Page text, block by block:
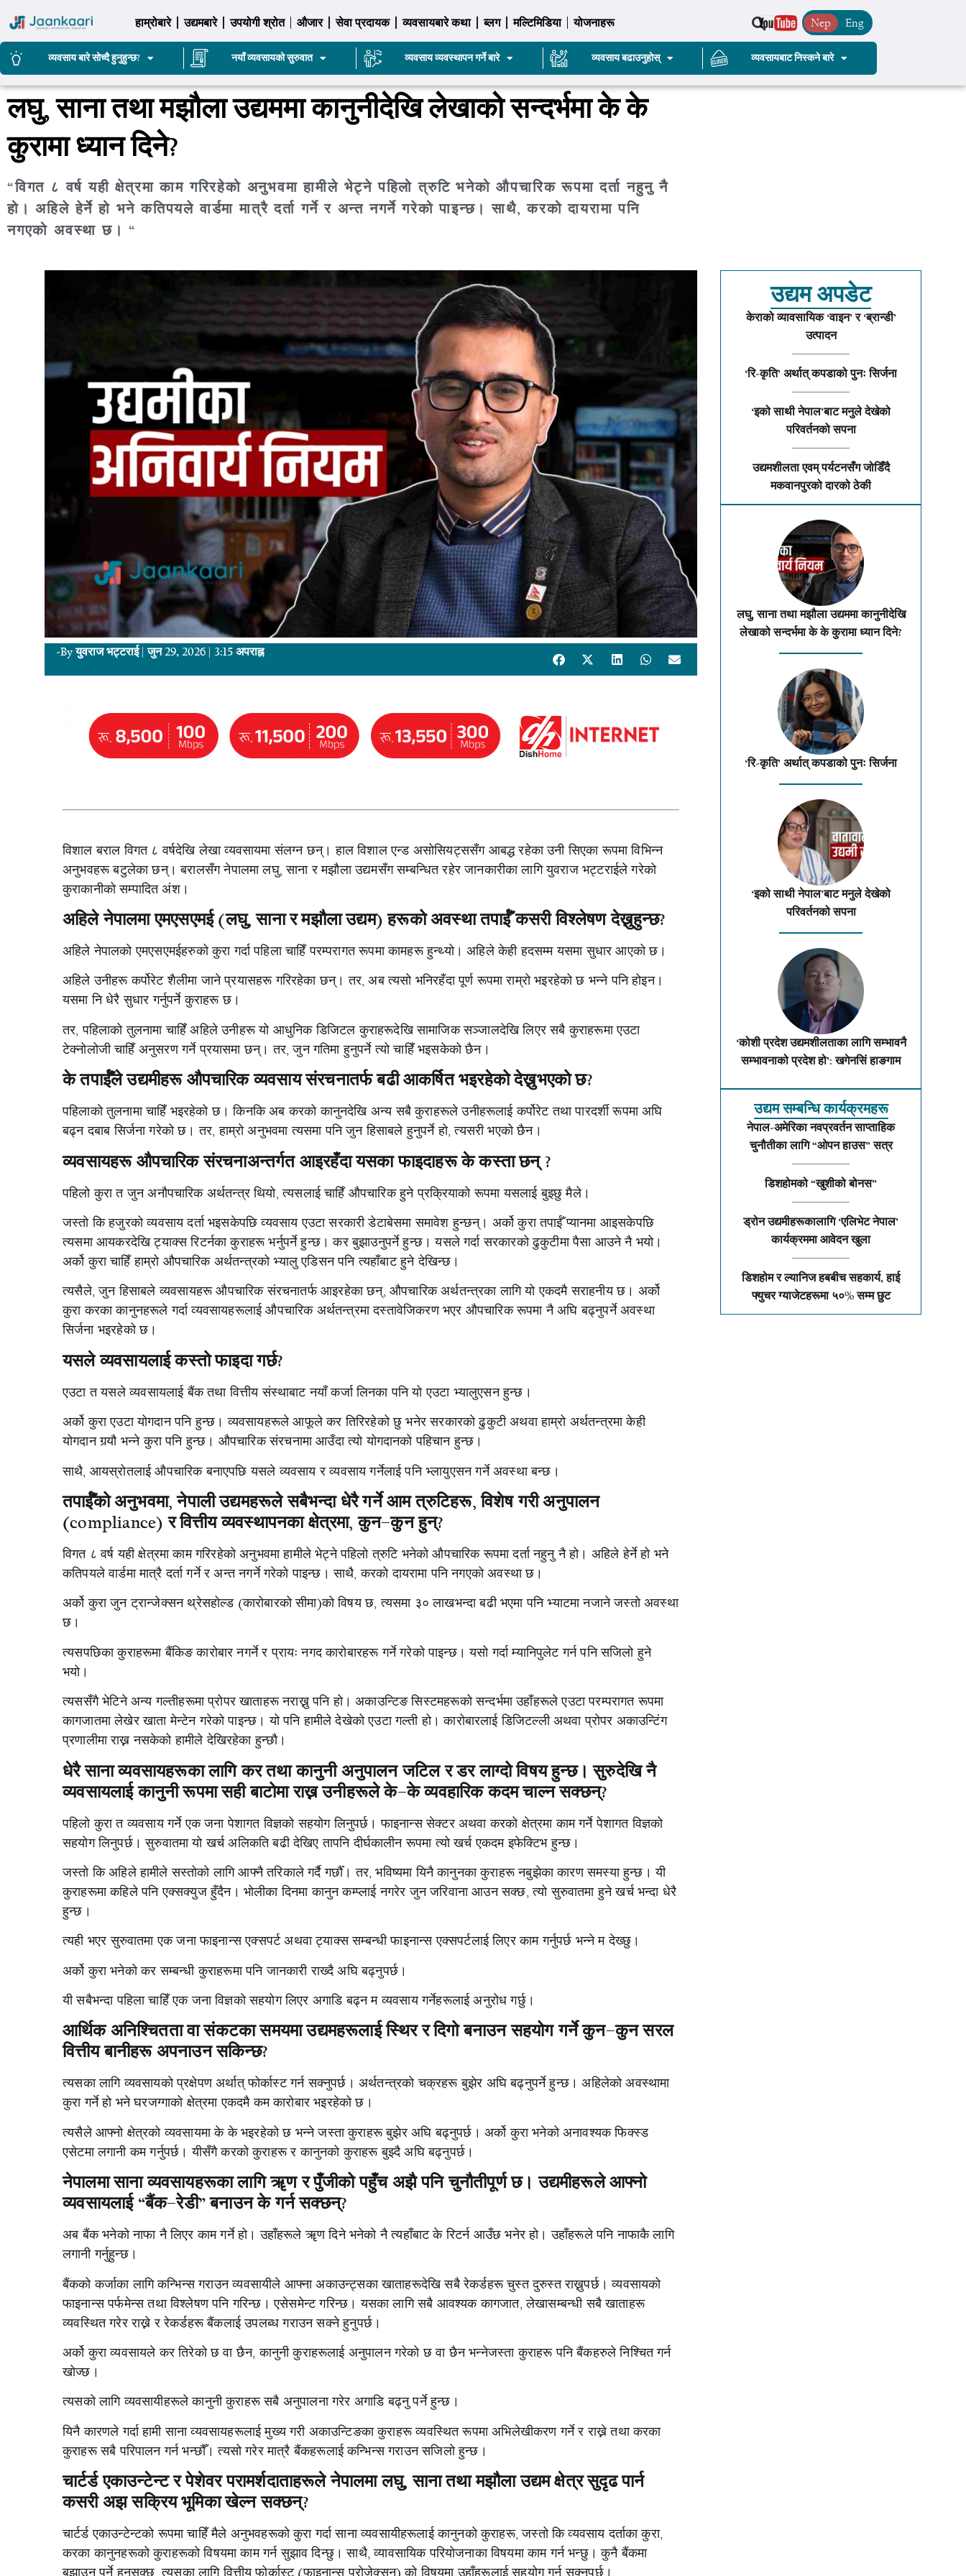
हाम्रोबारे उद्यमबारे उपयोगी श्रोत औजार सेवा प्रदायक व्यवसायबारे कथा ब्लग मल्टिमिडिया योजनाहरू Nep Eng
व्यवसाय बारे सोच्दै हुनुहुन्छ? नयाँ व्यवसायको सुरुवात व्यवसाय व्यवस्थापन गर्ने बारे व्यवसाय बढाउनुहोस् व्यवसायबाट निस्कने बारे
लघु, साना तथा मझौला उद्यममा कानुनीदेखि लेखाको सन्दर्भमा के के
कुरामा ध्यान दिने?
“विगत ८ वर्ष यही क्षेत्रमा काम गरिरहेको अनुभवमा हामीले भेट्ने पहिलो त्रुटि भनेको औपचारिक रूपमा दर्ता नहुनु नै
हो। अहिले हेर्ने हो भने कतिपयले वार्डमा मात्रै दर्ता गर्ने र अन्त नगर्ने गरेको पाइन्छ। साथै, करको दायरामा पनि
नगएको अवस्था छ। “
-Byयुवराज भट्टराई | जुन 29, 2026 | 3:15 अपराह्न
विशाल बराल विगत ८ वर्षदेखि लेखा व्यवसायमा संलग्न छन्। हाल विशाल एन्ड असोसियट्ससँग आबद्ध रहेका उनी सिएका रूपमा विभिन्न
अनुभवहरू बटुलेका छन्। बरालसँग नेपालमा लघु, साना र मझौला उद्यमसँग सम्बन्धित रहेर जानकारीका लागि युवराज भट्टराईले गरेको
कुराकानीको सम्पादित अंश।
अहिले नेपालमा एमएसएमई (लघु, साना र मझौला उद्यम) हरूको अवस्था तपाईँ कसरी विश्लेषण देख्नुहुन्छ?
अहिले नेपालको एमएसएमईहरुको कुरा गर्दा पहिला चाहिँ परम्परागत रूपमा कामहरू हुन्थ्यो। अहिले केही हदसम्म यसमा सुधार आएको छ।
अहिले उनीहरू कर्पोरेट शैलीमा जाने प्रयासहरू गरिरहेका छन्। तर, अब त्यसो भनिरहँदा पूर्ण रूपमा राम्रो भइरहेको छ भन्ने पनि होइन।
यसमा नि धेरै सुधार गर्नुपर्ने कुराहरू छ।
तर, पहिलाको तुलनामा चाहिँ अहिले उनीहरू यो आधुनिक डिजिटल कुराहरूदेखि सामाजिक सञ्जालदेखि लिएर सबै कुराहरूमा एउटा
टेक्नोलोजी चाहिँ अनुसरण गर्ने प्रयासमा छन्। तर, जुन गतिमा हुनुपर्ने त्यो चाहिँ भइसकेको छैन।
के तपाईँले उद्यमीहरू औपचारिक व्यवसाय संरचनातर्फ बढी आकर्षित भइरहेको देख्नुभएको छ?
पहिलाको तुलनामा चाहिँ भइरहेको छ। किनकि अब करको कानुनदेखि अन्य सबै कुराहरूले उनीहरूलाई कर्पोरेट तथा पारदर्शी रूपमा अघि
बढ्न दबाब सिर्जना गरेको छ। तर, हाम्रो अनुभवमा त्यसमा पनि जुन हिसाबले हुनुपर्ने हो, त्यसरी भएको छैन।
व्यवसायहरू औपचारिक संरचनाअन्तर्गत आइरहँदा यसका फाइदाहरू के कस्ता छन् ?
पहिलो कुरा त जुन अनौपचारिक अर्थतन्त्र थियो, त्यसलाई चाहिँ औपचारिक हुने प्रक्रियाको रूपमा यसलाई बुझ्छु मैले।
जस्तो कि हजुरको व्यवसाय दर्ता भइसकेपछि व्यवसाय एउटा सरकारी डेटाबेसमा समावेश हुन्छन्। अर्को कुरा तपाईँ प्यानमा आइसकेपछि
त्यसमा आयकरदेखि ट्याक्स रिटर्नका कुराहरू भर्नुपर्ने हुन्छ। कर बुझाउनुपर्ने हुन्छ। यसले गर्दा सरकारको ढुकुटीमा पैसा आउने नै भयो।
अर्को कुरा चाहिँ हाम्रो औपचारिक अर्थतन्त्रको भ्यालु एडिसन पनि त्यहाँबाट हुने देखिन्छ।
त्यसैले, जुन हिसाबले व्यवसायहरू औपचारिक संरचनातर्फ आइरहेका छन्, औपचारिक अर्थतन्त्रका लागि यो एकदमै सराहनीय छ। अर्को
कुरा करका कानुनहरूले गर्दा व्यवसायहरूलाई औपचारिक अर्थतन्त्रमा दस्तावेजिकरण भएर औपचारिक रूपमा नै अघि बढ्नुपर्ने अवस्था
सिर्जना भइरहेको छ।
यसले व्यवसायलाई कस्तो फाइदा गर्छ?
एउटा त यसले व्यवसायलाई बैंक तथा वित्तीय संस्थाबाट नयाँ कर्जा लिनका पनि यो एउटा भ्यालुएसन हुन्छ।
अर्को कुरा एउटा योगदान पनि हुन्छ। व्यवसायहरूले आफूले कर तिरिरहेको छु भनेर सरकारको ढुकुटी अथवा हाम्रो अर्थतन्त्रमा केही
योगदान गर्‍यौ भन्ने कुरा पनि हुन्छ। औपचारिक संरचनामा आउँदा त्यो योगदानको पहिचान हुन्छ।
साथै, आयस्रोतलाई औपचारिक बनाएपछि यसले व्यवसाय र व्यवसाय गर्नेलाई पनि भ्लायुएसन गर्ने अवस्था बन्छ।
तपाईँको अनुभवमा, नेपाली उद्यमहरूले सबैभन्दा धेरै गर्ने आम त्रुटिहरू, विशेष गरी अनुपालन
(compliance) र वित्तीय व्यवस्थापनका क्षेत्रमा, कुन–कुन हुन्?
विगत ८ वर्ष यही क्षेत्रमा काम गरिरहेको अनुभवमा हामीले भेट्ने पहिलो त्रुटि भनेको औपचारिक रूपमा दर्ता नहुनु नै हो। अहिले हेर्ने हो भने
कतिपयले वार्डमा मात्रै दर्ता गर्ने र अन्त नगर्ने गरेको पाइन्छ। साथै, करको दायरामा पनि नगएको अवस्था छ।
अर्को कुरा जुन ट्रान्जेक्सन थ्रेसहोल्ड (कारोबारको सीमा)को विषय छ, त्यसमा ३० लाखभन्दा बढी भएमा पनि भ्याटमा नजाने जस्तो अवस्था
छ।
त्यसपछिका कुराहरूमा बैंकिङ कारोबार नगर्ने र प्रायः नगद कारोबारहरू गर्ने गरेको पाइन्छ। यसो गर्दा म्यानिपुलेट गर्न पनि सजिलो हुने
भयो।
त्यससँगै भेटिने अन्य गल्तीहरूमा प्रोपर खाताहरू नराख्नु पनि हो। अकाउन्टिङ सिस्टमहरूको सन्दर्भमा उहाँहरूले एउटा परम्परागत रूपमा
कागजातमा लेखेर खाता मेन्टेन गरेको पाइन्छ। यो पनि हामीले देखेको एउटा गल्ती हो। कारोबारलाई डिजिटल्ली अथवा प्रोपर अकाउन्टिंग
प्रणालीमा राख्न नसकेको हामीले देखिरहेका हुन्छौ।
धेरै साना व्यवसायहरूका लागि कर तथा कानुनी अनुपालन जटिल र डर लाग्दो विषय हुन्छ। सुरुदेखि नै
व्यवसायलाई कानुनी रूपमा सही बाटोमा राख्न उनीहरूले के–के व्यवहारिक कदम चाल्न सक्छन्?
पहिलो कुरा त व्यवसाय गर्ने एक जना पेशागत विज्ञको सहयोग लिनुपर्छ। फाइनान्स सेक्टर अथवा करको क्षेत्रमा काम गर्ने पेशागत विज्ञको
सहयोग लिनुपर्छ। सुरुवातमा यो खर्च अलिकति बढी देखिए तापनि दीर्घकालीन रूपमा त्यो खर्च एकदम इफेक्टिभ हुन्छ।
जस्तो कि अहिले हामीले सस्तोको लागि आफ्नै तरिकाले गर्दै गर्छौँ। तर, भविष्यमा यिनै कानुनका कुराहरू नबुझेका कारण समस्या हुन्छ। यी
कुराहरूमा कहिले पनि एक्सक्युज हुँदैन। भोलीका दिनमा कानुन कम्प्लाई नगरेर जुन जरिवाना आउन सक्छ, त्यो सुरुवातमा हुने खर्च भन्दा धेरै
हुन्छ।
त्यही भएर सुरुवातमा एक जना फाइनान्स एक्सपर्ट अथवा ट्याक्स सम्बन्धी फाइनान्स एक्सपर्टलाई लिएर काम गर्नुपर्छ भन्ने म देख्छु।
अर्को कुरा भनेको कर सम्बन्धी कुराहरूमा पनि जानकारी राख्दै अघि बढ्नुपर्छ।
यी सबैभन्दा पहिला चाहिँ एक जना विज्ञको सहयोग लिएर अगाडि बढ्न म व्यवसाय गर्नेहरूलाई अनुरोध गर्छु।
आर्थिक अनिश्चितता वा संकटका समयमा उद्यमहरूलाई स्थिर र दिगो बनाउन सहयोग गर्ने कुन–कुन सरल
वित्तीय बानीहरू अपनाउन सकिन्छ?
त्यसका लागि व्यवसायको प्रक्षेपण अर्थात् फोर्कास्ट गर्न सक्नुपर्छ। अर्थतन्त्रको चक्रहरू बुझेर अघि बढ्नुपर्ने हुन्छ। अहिलेको अवस्थामा
कुरा गर्ने हो भने घरजग्गाको क्षेत्रमा एकदमै कम कारोबार भइरहेको छ।
त्यसैले आफ्नो क्षेत्रको व्यवसायमा के के भइरहेको छ भन्ने जस्ता कुराहरू बुझेर अघि बढ्नुपर्छ। अर्को कुरा भनेको अनावश्यक फिक्स्ड
एसेटमा लगानी कम गर्नुपर्छ। यीसँगै करको कुराहरू र कानुनको कुराहरू बुझ्दै अघि बढ्नुपर्छ।
नेपालमा साना व्यवसायहरूका लागि ॠण र पुँजीको पहुँच अझै पनि चुनौतीपूर्ण छ। उद्यमीहरूले आफ्नो
व्यवसायलाई “बैंक–रेडी” बनाउन के गर्न सक्छन्?
अब बैंक भनेको नाफा नै लिएर काम गर्ने हो। उहाँहरूले ॠण दिने भनेको नै त्यहाँबाट के रिटर्न आउँछ भनेर हो। उहाँहरूले पनि नाफाकै लागि
लगानी गर्नुहुन्छ।
बैंकको कर्जाका लागि कन्भिन्स गराउन व्यवसायीले आफ्ना अकाउन्ट्सका खाताहरूदेखि सबै रेकर्डहरू चुस्त दुरुस्त राख्नुपर्छ। व्यवसायको
फाइनान्स पर्फमेन्स तथा विश्लेषण पनि गरिन्छ। एसेसमेन्ट गरिन्छ। यसका लागि सबै आवश्यक कागजात, लेखासम्बन्धी सबै खाताहरू
व्यवस्थित गरेर राख्ने र रेकर्डहरू बैंकलाई उपलब्ध गराउन सक्ने हुनुपर्छ।
अर्को कुरा व्यवसायले कर तिरेको छ वा छैन, कानुनी कुराहरूलाई अनुपालन गरेको छ वा छैन भन्नेजस्ता कुराहरू पनि बैंकहरुले निश्चित गर्न
खोज्छ।
त्यसको लागि व्यवसायीहरूले कानुनी कुराहरू सबै अनुपालना गरेर अगाडि बढ्नु पर्ने हुन्छ।
यिनै कारणले गर्दा हामी साना व्यवसायहरूलाई मुख्य गरी अकाउन्टिङका कुराहरू व्यवस्थित रूपमा अभिलेखीकरण गर्ने र राख्ने तथा करका
कुराहरू सबै परिपालन गर्न भन्छौँ। त्यसो गरेर मात्रै बैंकहरूलाई कन्भिन्स गराउन सजिलो हुन्छ।
चार्टर्ड एकाउन्टेन्ट र पेशेवर परामर्शदाताहरूले नेपालमा लघु, साना तथा मझौला उद्यम क्षेत्र सुदृढ पार्न
कसरी अझ सक्रिय भूमिका खेल्न सक्छन्?
चार्टर्ड एकाउन्टेन्टको रूपमा चाहिँ मैले अनुभवहरूको कुरा गर्दा साना व्यवसायीहरूलाई कानुनको कुराहरू, जस्तो कि व्यवसाय दर्ताका कुरा,
करका कानुनहरूको कुराहरूको विषयमा काम गर्न सुझाव दिन्छु। साथै, व्यावसायिक परियोजनाका विषयमा काम गर्न भन्छु। कुनै बैंकमा
बुझाउनु पर्ने हुनसक्छ, त्यसका लागि वित्तीय फोर्कास्ट (फाइनान्स प्रोजेक्सन) को विषयमा उहाँहरूलाई सहयोग गर्न सक्नुपर्छ।
उद्यम अपडेट
केराको व्यावसायिक ‘वाइन’ र ‘ब्रान्डी’
उत्पादन
‘रि-कृति’ अर्थात् कपडाको पुनः सिर्जना
‘इको साथी नेपाल’बाट मनुले देखेको
परिवर्तनको सपना
उद्यमशीलता एवम् पर्यटनसँग जोडिँदै
मकवानपुरको दारको ठेकी
लघु, साना तथा मझौला उद्यममा कानुनीदेखि
लेखाको सन्दर्भमा के के कुरामा ध्यान दिने?
‘रि-कृति’ अर्थात् कपडाको पुनः सिर्जना
‘इको साथी नेपाल’बाट मनुले देखेको
परिवर्तनको सपना
‘कोशी प्रदेश उद्यमशीलताका लागि सम्भावनै
सम्भावनाको प्रदेश हो’: खगेनसिं हाङगाम
उद्यम सम्बन्धि कार्यक्रमहरू
नेपाल-अमेरिका नवप्रवर्तन साप्ताहिक
चुनौतीका लागि “ओपन हाउस” सत्र
डिशहोमको “खुशीको बोनस”
ड्रोन उद्यमीहरूकालागि ‘एलिभेट नेपाल’
कार्यक्रममा आवेदन खुला
डिशहोम र ल्यानिज हबबीच सहकार्य, हाई
फ्युचर ग्याजेटहरूमा ५०% सम्म छुट